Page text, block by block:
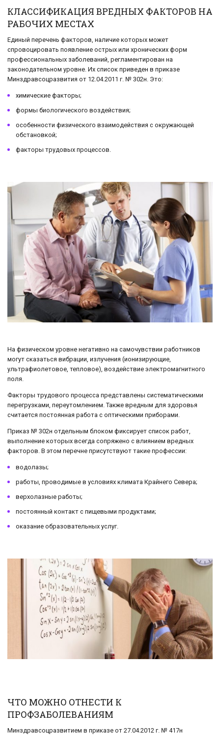
КЛАССИФИКАЦИЯ ВРЕДНЫХ ФАКТОРОВ НА
РАБОЧИХ МЕСТАХ
Единый перечень факторов, наличие которых может
спровоцировать появление острых или хронических форм
профессиональных заболеваний, регламентирован на
законодательном уровне. Их список приведен в приказе
Минздравсоцразвития от 12.04.2011 г. № 302н. Это:
химические факторы;
формы биологического воздействия;
особенности физического взаимодействия с окружающей
обстановкой;
факторы трудовых процессов.
На физическом уровне негативно на самочувствии работников
могут сказаться вибрации, излучения (ионизирующие,
ультрафиолетовое, тепловое), воздействие электромагнитного
поля.
Факторы трудового процесса представлены систематическими
перегрузками, переутомлением. Также вредным для здоровья
считается постоянная работа с оптическими приборами.
Приказ № 302н отдельным блоком фиксирует список работ,
выполнение которых всегда сопряжено с влиянием вредных
факторов. В этом перечне присутствуют такие профессии:
водолазы;
работы, проводимые в условиях климата Крайнего Севера;
верхолазные работы;
постоянный контакт с пищевыми продуктами;
оказание образовательных услуг.
ЧТО МОЖНО ОТНЕСТИ К
ПРОФЗАБОЛЕВАНИЯМ
Минздравсоцразвитием в приказе от 27.04.2012 г. № 417н